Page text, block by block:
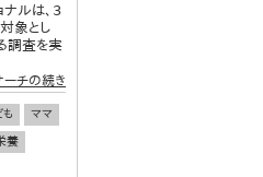
ナルは、3
象とし
調査を実
ーチの続き
ママ
養